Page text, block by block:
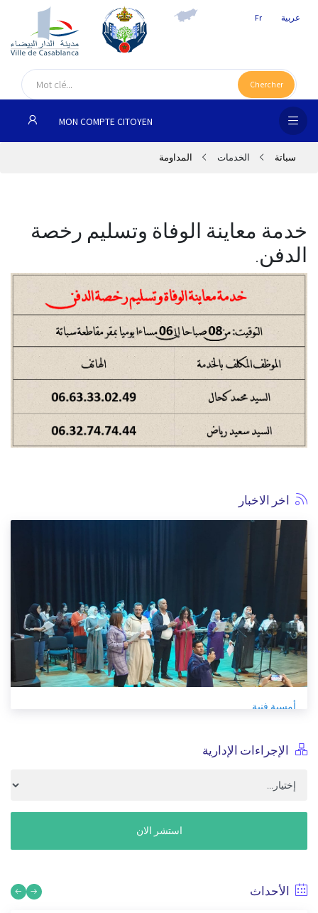
Fr عربية
Chercher
MON COMPTE CITOYEN
سباتة الخدمات المداومة
خدمة معاينة الوفاة وتسليم رخصة
الدفن.
اخر الاخبار
أمسية فنية
الإجراءات الإدارية
استشر الان
الأحداث